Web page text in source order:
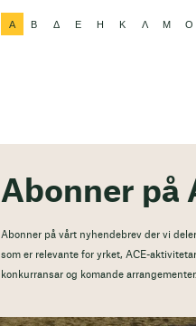
Α Β Δ Ε Η Κ Λ Μ Ο
Abonner på
Abonner på vårt nyhendebrev der vi
som er relevante for yrket, ACE-
konkurransar og komande arrangementer.